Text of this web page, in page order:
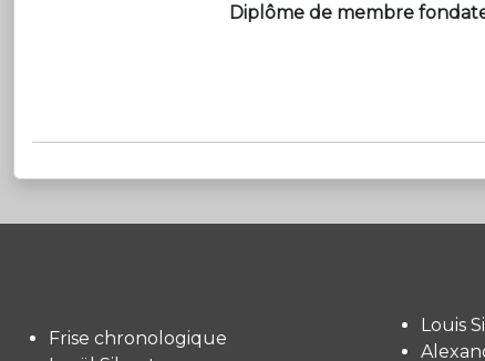
Diplôme de membre
Frise chronologique
Louis